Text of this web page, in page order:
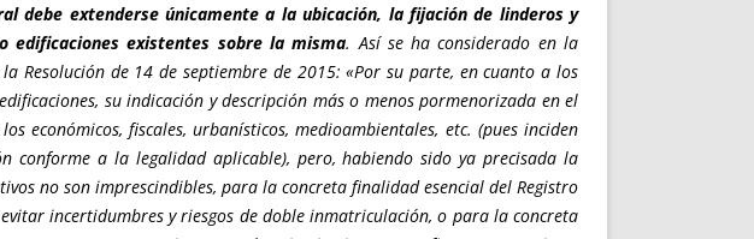
extenderse únicamente a la ubicación, la fijación de linderos y
existentes sobre la misma. Así se ha considerado en la
Resolución de 14 de septiembre de 2015: «Por su parte, en cuanto a los
su indicación y descripción más o menos pormenorizada en el
económicos, fiscales, urbanísticos, medioambientales, etc. (pues inciden
a la legalidad aplicable), pero, habiendo sido ya precisada la
no son imprescindibles, para la concreta finalidad esencial del Registro
incertidumbres y riesgos de doble inmatriculación, o para la concreta